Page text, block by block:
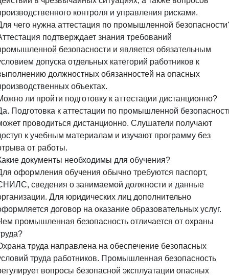
контроля и управления рисками.
чего нужна аттестация по промышленной
подтверждает знания требований
безопасности и является обязательным
допуска отдельных категорий работников к
должностных обязанностей на опасных
объектах.
ли пройти подготовку к аттестации дистанционно?
Подготовка к аттестации по промышленной
проводиться дистанционно. Слушатели получают
к учебным материалам и изучают программу без
от работы.
документы необходимы для обучения?
оформления обучения обычно требуются паспорт,
сведения о занимаемой должности и данные
Для юридических лиц дополнительно
договор на оказание образовательных услуг.
промышленная безопасность отличается от охраны
труда направлена на обеспечение безопасных
труда работников. Промышленная безопасность
вопросы безопасной эксплуатации опасных